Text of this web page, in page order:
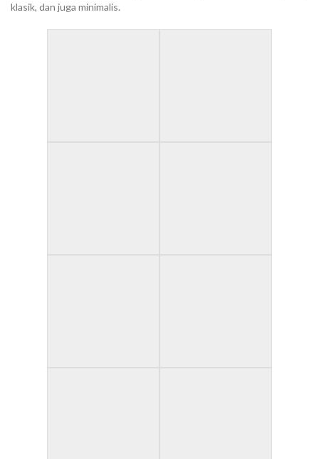
klasik, dan juga minimalis.